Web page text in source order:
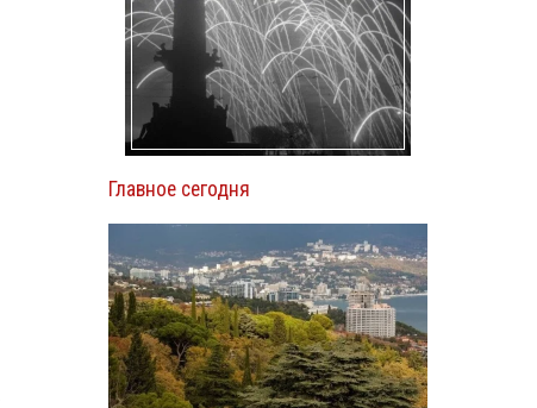
Главное сегодня